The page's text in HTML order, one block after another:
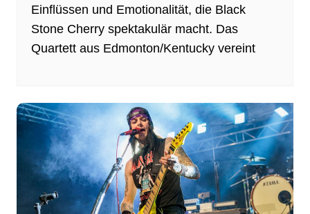
Einflüssen und Emotionalität, die Black
Stone Cherry spektakulär macht. Das
Quartett aus Edmonton/Kentucky vereint